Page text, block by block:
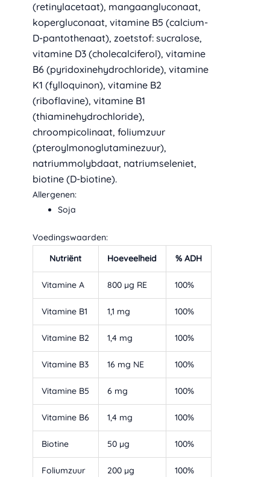
(retinylacetaat), mangaangluconaat,
kopergluconaat, vitamine B5 (calcium-
D-pantothenaat), zoetstof: sucralose,
vitamine D3 (cholecalciferol), vitamine
B6 (pyridoxinehydrochloride), vitamine
K1 (fylloquinon), vitamine B2
(riboflavine), vitamine B1
(thiaminehydrochloride),
chroompicolinaat, foliumzuur
(pteroylmonoglutaminezuur),
natriummolybdaat, natriumseleniet,
biotine (D-biotine).
Allergenen:
Soja
Voedingswaarden:
Nutriënt
Hoeveelheid % ADH
Vitamine A 800 µg RE 100%
Vitamine B1 1,1 mg 100%
Vitamine B2 1,4 mg 100%
Vitamine B3 16 mg NE 100%
Vitamine B5 6 mg 100%
Vitamine B6 1,4 mg 100%
Biotine 50 µg 100%
Foliumzuur 200 µg 100%